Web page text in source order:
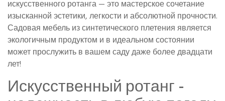
искусственного ротанга — это мастерское сочетание
изысканной эстетики, легкости и абсолютной прочности.
Садовая мебель из синтетического плетения является
экологичным продуктом и в идеальном состоянии
может прослужить в вашем саду даже более двадцати
лет!
Искусственный ротанг -